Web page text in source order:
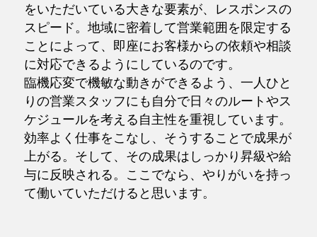
をいただいている大きな要素が、レスポンスの
スピード。地域に密着して営業範囲を限定する
ことによって、即座にお客様からの依頼や相談
に対応できるようにしているのです。
臨機応変で機敏な動きができるよう、一人ひと
りの営業スタッフにも自分で日々のルートやス
ケジュールを考える自主性を重視しています。
効率よく仕事をこなし、そうすることで成果が
上がる。そして、その成果はしっかり昇級や給
与に反映される。ここでなら、やりがいを持っ
て働いていただけると思います。